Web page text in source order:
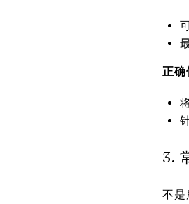
正确
3.
不是